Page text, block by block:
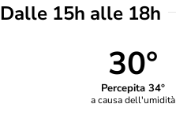
Dalle 15h alle 18h
30°
Percepita 34°
a causa dell'umidità